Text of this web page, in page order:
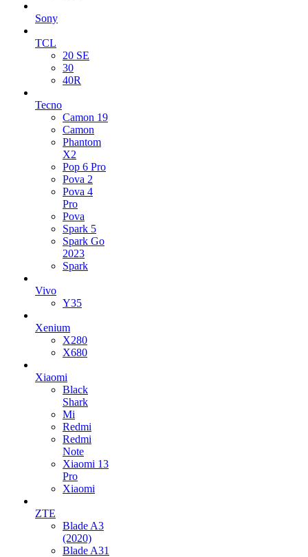
Sony
TCL
20 SE
30
40R
Tecno
Camon 19
Camon
Phantom
X2
Pop 6 Pro
Pova 2
Pova 4
Pro
Pova
Spark 5
Spark Go
2023
Spark
Vivo
Y35
Xenium
X280
X680
Xiaomi
Black
Shark
Mi
Redmi
Redmi
Note
Xiaomi 13
Pro
Xiaomi
ZTE
Blade A3
(2020)
Blade A31